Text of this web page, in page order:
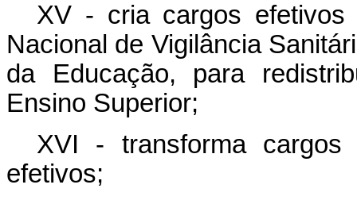
XV - cria cargos
Nacional de Vigilância
da Educação, para
Ensino Superior;
XVI - transforma
efetivos;